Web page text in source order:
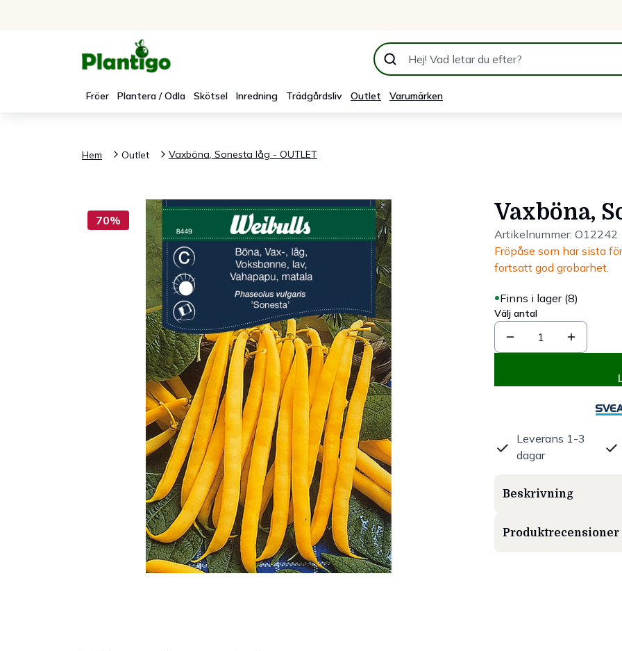
Fröer Plantera / Odla Skötsel Inredning Trädgårdsliv Outlet Varumärken
Hem Outlet Vaxböna, Sonesta låg - OUTLET
70% Vaxböna,
Artikelnummer: O12242
Fröpåse som har sista
fortsatt god grobarhet.
Finns i lager (8)
Välj antal
1
Leverans 1-3
dagar
Beskrivning
Produktrecensioner